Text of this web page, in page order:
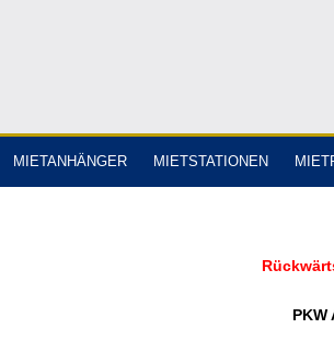
MIETANHÄNGER MIETSTATIONEN